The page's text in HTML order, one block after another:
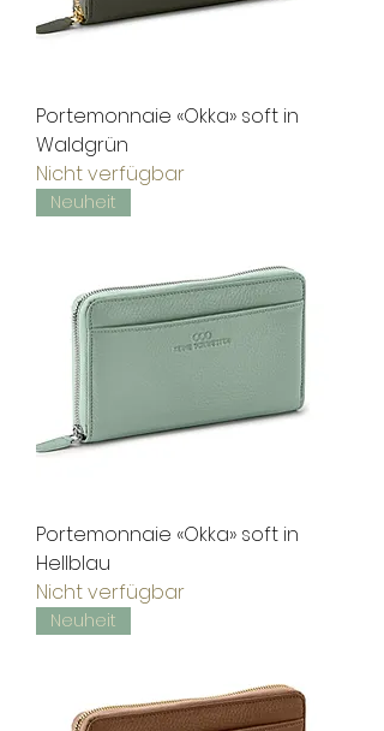
Portemonnaie «Okka» soft in
Waldgrün
Nicht verfügbar
Neuheit
Portemonnaie «Okka» soft in
Hellblau
Nicht verfügbar
Neuheit